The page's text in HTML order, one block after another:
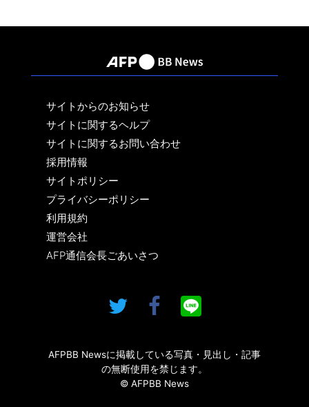
サイトからのお知らせ
サイトに関するヘルプ
サイトに関するお問い合わせ
採用情報
サイトポリシー
プライバシーポリシー
利用規約
運営会社
AFP通信会長ごあいさつ
AFPBB Newsに掲載している写真・見出し・記事
の無断使用を禁じます。
© AFPBB News